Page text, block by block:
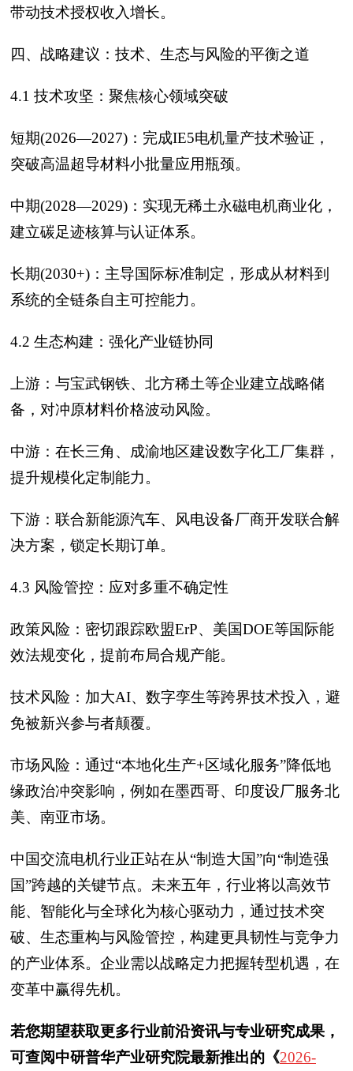
带动技术授权收入增长。
四、战略建议：技术、生态与风险的平衡之道
4.1 技术攻坚：聚焦核心领域突破
短期(2026—2027)：完成IE5电机量产技术验证，
突破高温超导材料小批量应用瓶颈。
中期(2028—2029)：实现无稀土永磁电机商业化，
建立碳足迹核算与认证体系。
长期(2030+)：主导国际标准制定，形成从材料到
系统的全链条自主可控能力。
4.2 生态构建：强化产业链协同
上游：与宝武钢铁、北方稀土等企业建立战略储
备，对冲原材料价格波动风险。
中游：在长三角、成渝地区建设数字化工厂集群，
提升规模化定制能力。
下游：联合新能源汽车、风电设备厂商开发联合解
决方案，锁定长期订单。
4.3 风险管控：应对多重不确定性
政策风险：密切跟踪欧盟ErP、美国DOE等国际能
效法规变化，提前布局合规产能。
技术风险：加大AI、数字孪生等跨界技术投入，避
免被新兴参与者颠覆。
市场风险：通过“本地化生产+区域化服务”降低地
缘政治冲突影响，例如在墨西哥、印度设厂服务北
美、南亚市场。
中国交流电机行业正站在从“制造大国”向“制造强
国”跨越的关键节点。未来五年，行业将以高效节
能、智能化与全球化为核心驱动力，通过技术突
破、生态重构与风险管控，构建更具韧性与竞争力
的产业体系。企业需以战略定力把握转型机遇，在
变革中赢得先机。
若您期望获取更多行业前沿资讯与专业研究成果，
可查阅中研普华产业研究院最新推出的《2026-